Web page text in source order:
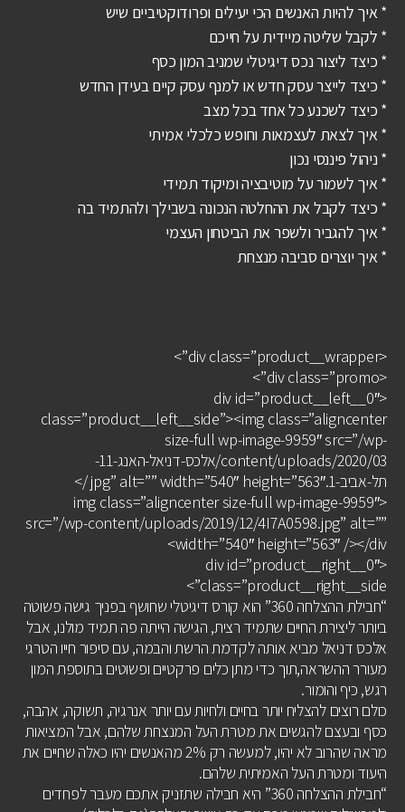
* איך להיות האנשים הכי יעילים ופרודוקטיביים שיש
* לקבל שליטה מיידית על חייכם
* כיצד ליצור נכס דיגיטלי שמניב המון כסף
* כיצד לייצר עסק חדש או למנף עסק קיים בעידן החדש
* כיצד לשכנע כל אחד בכל מצב
* איך לצאת לעצמאות וחופש כלכלי אמיתי
* ניהול פיננסי נכון
* איך לשמור על מוטיבציה ומיקוד תמידי
* כיצד לקבל את ההחלטה הנכונה בשבילך ולהתמיד בה
* איך להגביר ולשפר את הביטחון העצמי
* איך יוצרים סביבה מנצחת
<div class=”product__wrapper”>
<div class=”promo”>
<div id=”product__left__0″
class=”product__left__side”><img class=”aligncenter
size-full wp-image-9959″ src=”/wp-
content/uploads/2020/03/אלכס-דניאל-האנג-11-
תל-אביב-1.jpg” alt=”” width=”540″ height=”563″ />
<img class=”aligncenter size-full wp-image-9959″
src=”/wp-content/uploads/2019/12/4I7A0598.jpg” alt=””
width=”540″ height=”563″ /></div>
<div id=”product__right__0″
class=”product__right__side”>
“חבילת ההצלחה 360” הוא קורס דיגיטלי שחושף בפניך גישה פשוטה
ביותר ליצירת החיים שתמיד רצית, הגישה הייתה פה תמיד מולנו, אבל
אלכס דניאל מביא אותה לקדמת הרשת והבמה, עם סיפור חייו הטרגי
מעורר ההשראה,תוך כדי מתן כלים פרקטיים ופשוטים בתוספת המון
רגש, כיף והומור.
כולם רוצים להצליח יותר בחיים ולחיות עם יותר אנרגיה, תשוקה, אהבה,
כסף ובעצם להגשים את מטרת העל המנצחת שלהם, אבל המציאות
מראה שהרוב לא יהיו, למעשה רק 2% מהאנשים יהיו כאלה שחיים את
היעוד ומטרת העל האמיתית שלהם.
“חבילת ההצלחה 360” היא חבילה שתזניק אתכם מעבר לפחדים